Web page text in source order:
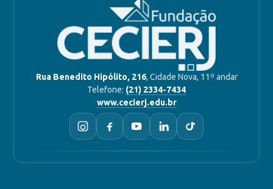
Rua Benedito Hipólito, 216, Cidade Nova, 11º andar
Telefone: (21) 2334-7434
www.cecierj.edu.br